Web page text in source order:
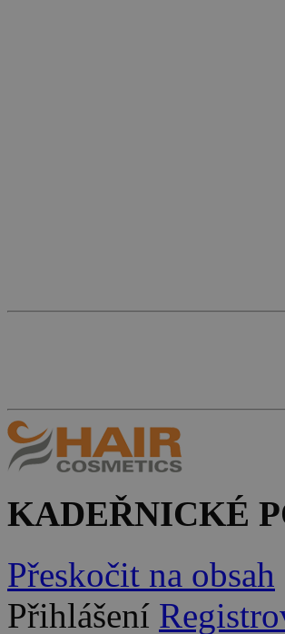
KADEŘNICKÉ
Přeskočit na obsah
Přihlášení